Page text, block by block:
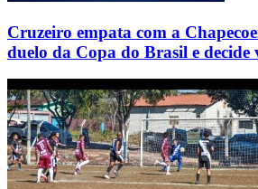
Cruzeiro empata com a
duelo da Copa do Brasil e